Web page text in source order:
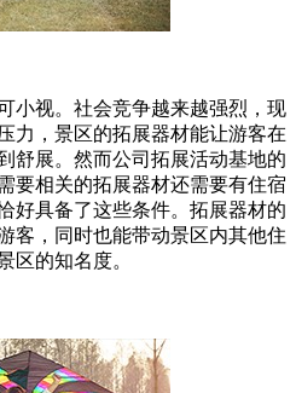
小视。社会竞争越来越强烈，现
力，景区的拓展器材能让游客在
舒展。然而公司拓展活动基地的
要相关的拓展器材还需要有住宿
好具备了这些条件。拓展器材的
客，同时也能带动景区内其他住
区的知名度。